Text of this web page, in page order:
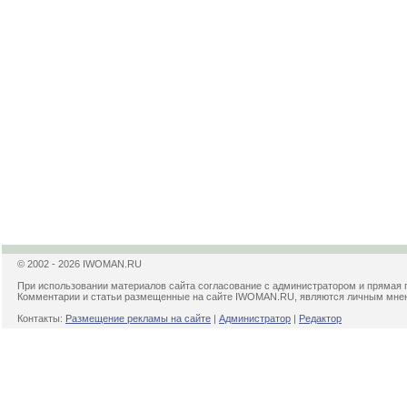
© 2002 - 2026 IWOMAN.RU
При использовании материалов сайта согласование с администратором и прямая
Комментарии и статьи размещенные на сайте IWOMAN.RU, являются личным
Контакты: Размещение рекламы на сайте | Администратор | Редактор